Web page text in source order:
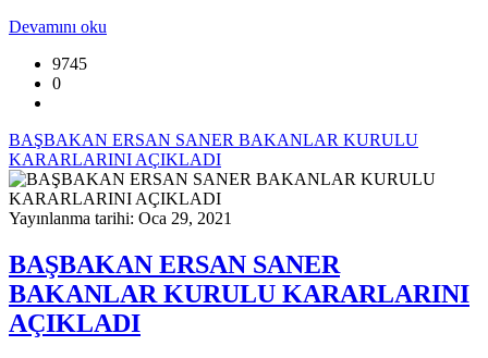
Devamını oku
9745
0
BAŞBAKAN ERSAN SANER BAKANLAR KURULU
KARARLARINI AÇIKLADI
Yayınlanma tarihi: Oca 29, 2021
BAŞBAKAN ERSAN SANER
BAKANLAR KURULU KARARLARINI
AÇIKLADI